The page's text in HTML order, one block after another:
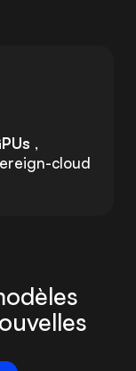
,
cloud